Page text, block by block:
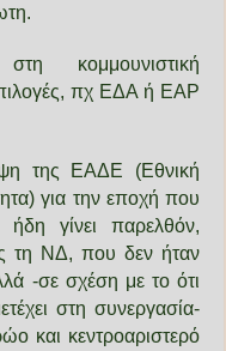
κομμουνιστική
πχ ΕΔΑ ή ΕΑΡ
της ΕΑΔΕ (Εθνική
για την εποχή που
γίνει παρελθόν,
τη ΝΔ, που δεν ήταν
-σε σχέση με το ότι
στη συνεργασία-
και κεντροαριστερό